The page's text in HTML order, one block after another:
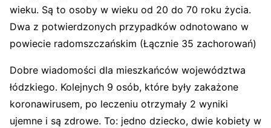
wieku. Są to osoby w wieku od 20 do 70 roku życia.
Dwa z potwierdzonych przypadków odnotowano w
powiecie radomszczańskim (Łącznie 35 zachorowań)
Dobre wiadomości dla mieszkańców województwa
łódzkiego. Kolejnych 9 osób, które były zakażone
koronawirusem, po leczeniu otrzymały 2 wyniki
ujemne i są zdrowe. To: jedno dziecko, dwie kobiety w